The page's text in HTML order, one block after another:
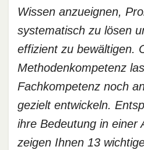
Wissen anzueignen,
systematisch zu lösen
effizient zu bewältigen.
Methodenkompetenz
Fachkompetenz noch
gezielt entwickeln.
ihre Bedeutung in einer
zeigen Ihnen 13